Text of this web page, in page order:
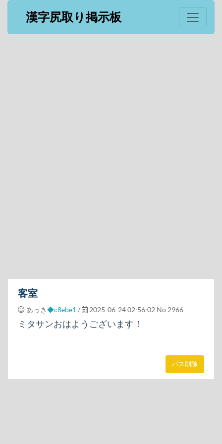
漢字尻取り掲示板
客室
あっき◆c8ebe1 / 2025-06-24 02:56:02 No.2966
ミタサンおはようございます！
パス削除